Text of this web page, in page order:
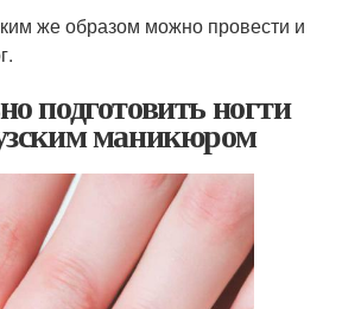
же образом можно провести и
подготовить ногти
маникюром